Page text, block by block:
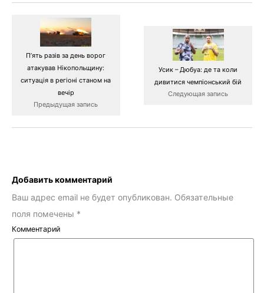
П’ять разів за день ворог
атакував Нікопольщину:
ситуація в регіоні станом на
вечір
Предыдущая запись
Усик – Дюбуа: де та коли
дивитися чемпіонський бій
Следующая запись
Добавить комментарий
Ваш адрес email не будет опубликован. Обязательные
поля помечены *
Комментарий